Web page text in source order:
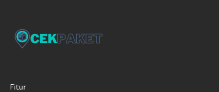
Fitur